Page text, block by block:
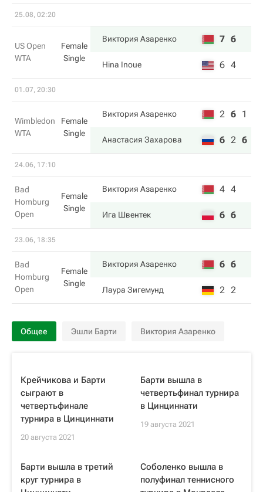
25.08, 02:20
US Open
WTA
Female
Single
Виктория Азаренко 7 6
Hina Inoue 6 4
01.07, 20:30
Wimbledon
WTA
Female
Single
Виктория Азаренко 2 6 1
Анастасия Захарова 6 2 6
24.06, 17:10
Bad
Homburg
Open
Female
Single
Виктория Азаренко 4 4
Ига Швентек 6 6
23.06, 18:35
Bad
Homburg
Open
Female
Single
Виктория Азаренко 6 6
Лаура Зигемунд 2 2
Общее Эшли Барти Виктория Азаренко
Крейчикова и Барти
сыграют в
четвертьфинале
турнира в Цинциннати
20 августа 2021
Барти вышла в
четвертьфинал турнира
в Цинциннати
19 августа 2021
Барти вышла в третий
круг турнира в
Соболенко вышла в
полуфинал теннисного